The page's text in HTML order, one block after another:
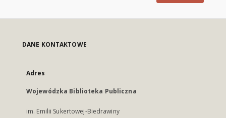
DANE KONTAKTOWE
Adres
Wojewódzka Biblioteka Publiczna
im. Emilii Sukertowej-Biedrawiny